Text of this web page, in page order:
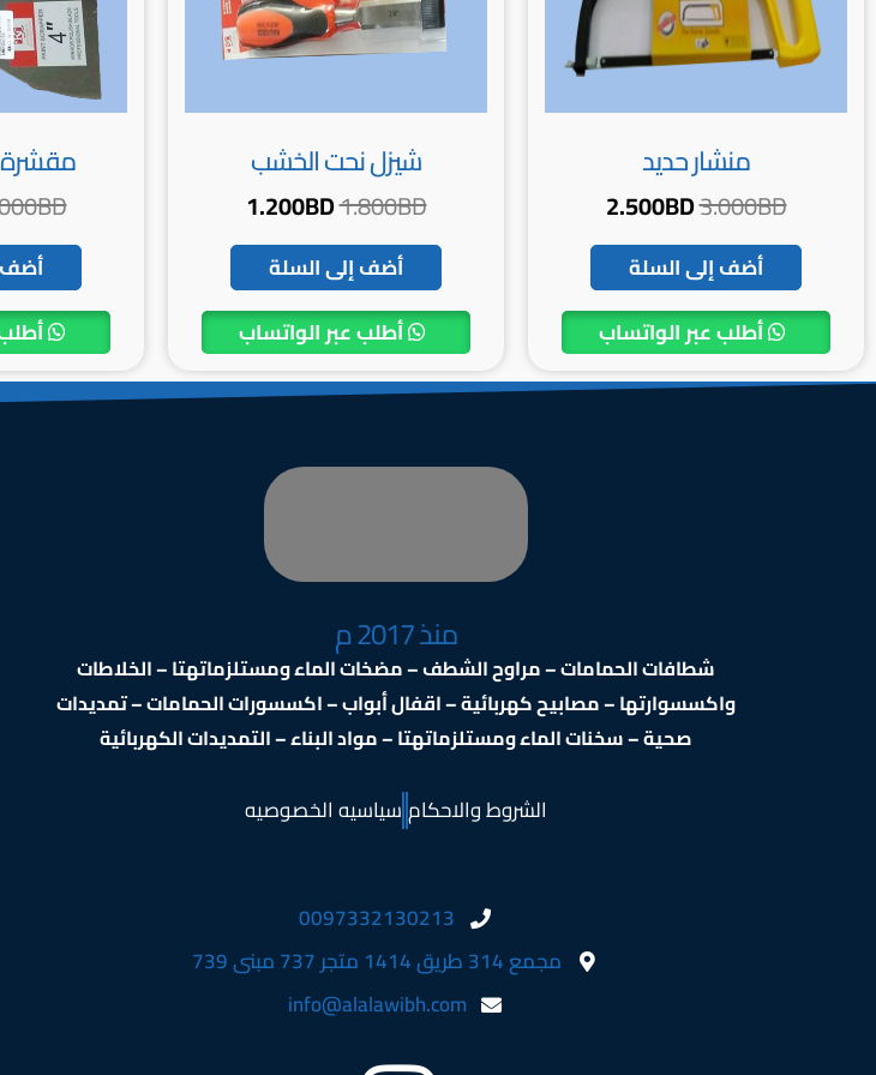
منشار حديد
3.000BD
2.500BD
أضف إلى السلة
أطلب عبر الواتساب
شيزل نحت الخشب
1.800BD
1.200BD
أضف إلى السلة
أطلب عبر الواتساب
مقشرة
BD
أضف
منذ 2017 م
شطافات الحمامات – مراوح الشطف – مضخات الماء ومستلزماتهتا – الخلاطات
واكسسوارتها – مصابيح كهربائية – اقفال أبواب – اكسسورات الحمامات – تمديدات
صحية – سخنات الماء ومستلزماتهتا – مواد البناء – التمديدات الكهربائية
الشروط والاحكامسياسيه الخصوصيه
0097332130213
مجمع 314 طريق 1414 متجر 737 مبنى 739
info@alalawibh.com